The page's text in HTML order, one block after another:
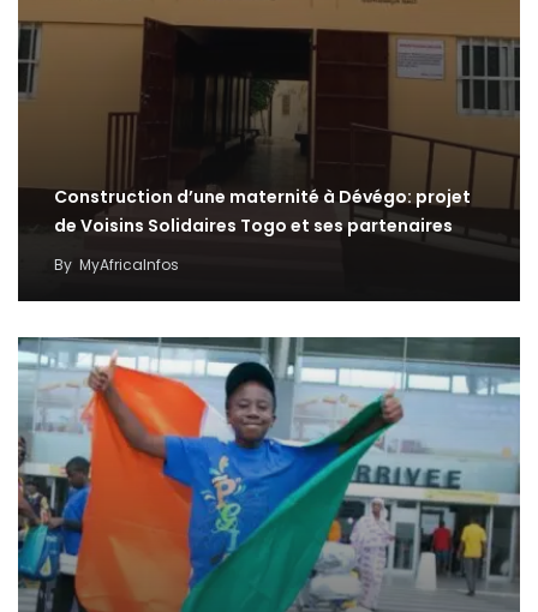
Construction d’une maternité à Dévégo: projet
de Voisins Solidaires Togo et ses partenaires
By MyAfricaInfos